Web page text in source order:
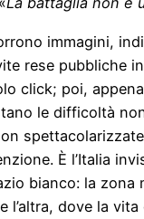
immagini,
rese pubbliche
click; poi,
le difficoltà
È l’Italia
bianco: la zona
l’altra, dove la